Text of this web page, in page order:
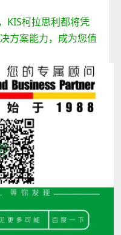
KIS柯拉思利都将凭
方案能力，成为您值